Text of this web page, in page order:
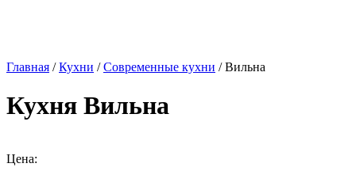
Главная /Кухни /Современные кухни / Вильна
Кухня Вильна
Цена: